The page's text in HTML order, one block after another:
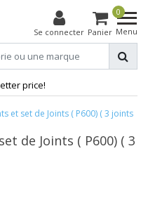
Se connecter
0
Panier Menu
price!
et set de Joints ( P600) ( 3 joints
de Joints ( P600) ( 3